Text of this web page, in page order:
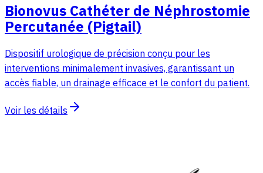
Bionovus Cathéter de Néphrostomie
Percutanée (Pigtail)
Dispositif urologique de précision conçu pour les
interventions minimalement invasives, garantissant un
accès fiable, un drainage efficace et le confort du patient.
Voir les détails